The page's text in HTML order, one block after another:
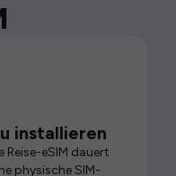
installieren
Reise-eSIM dauert
physische SIM-